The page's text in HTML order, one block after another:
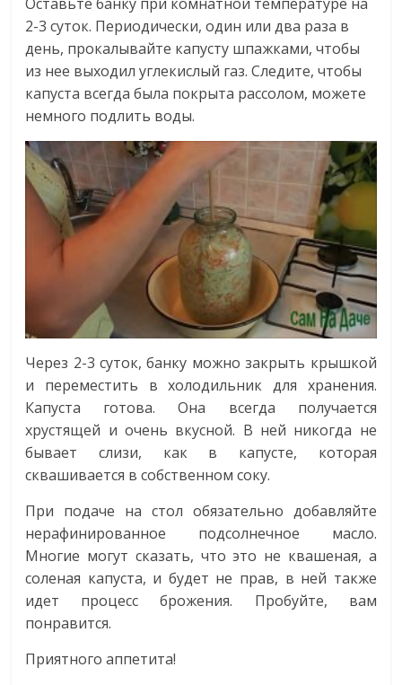
2-3 суток. Периодически, один или два раза в
день, прокалывайте капусту шпажками, чтобы
из нее выходил углекислый газ. Следите, чтобы
капуста всегда была покрыта рассолом, можете
немного подлить воды.
Через 2-3 суток, банку можно закрыть крышкой
и переместить в холодильник для хранения.
Капуста готова. Она всегда получается
хрустящей и очень вкусной. В ней никогда не
бывает слизи, как в капусте, которая
сквашивается в собственном соку.
При подаче на стол обязательно добавляйте
нерафинированное подсолнечное масло.
Многие могут сказать, что это не квашеная, а
соленая капуста, и будет не прав, в ней также
идет процесс брожения. Пробуйте, вам
понравится.
Приятного аппетита!